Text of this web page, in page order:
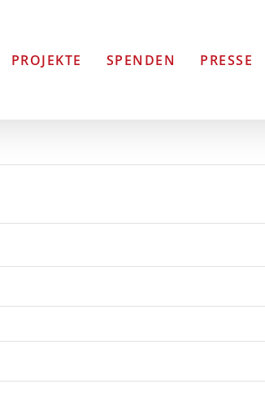
PROJEKTE SPENDEN PRESSE